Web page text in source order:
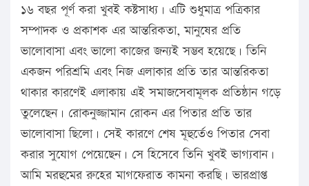
১৬ বছর পূর্ণ করা খুবই কষ্টসাধ্য। এটি শুধুমাত্র পত্রিকার
সম্পাদক ও প্রকাশক এর আন্তরিকতা, মানুষের প্রতি
ভালোবাসা এবং ভালো কাজের জন্যই সম্ভব হয়েছে। তিনি
একজন পরিশ্রমি এবং নিজ এলাকার প্রতি তার আন্তরিকতা
থাকার কারণেই এলাকায় এই সমাজসেবামূলক প্রতিষ্ঠান গড়ে
তুলেছেন। রোকনুজ্জামান রোকন এর পিতার প্রতি তার
ভালোবাসা ছিলো। সেই কারণে শেষ মূহুর্তেও পিতার সেবা
করার সুযোগ পেয়েছেন। সে হিসেবে তিনি খুবই ভাগ্যবান।
আমি মরহুমের রুহের মাগফেরাত কামনা করছি। ভারপ্রাপ্ত